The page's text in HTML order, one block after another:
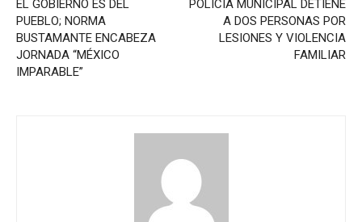
EL GOBIERNO ES DEL
PUEBLO; NORMA
BUSTAMANTE ENCABEZA
JORNADA “MÉXICO
IMPARABLE”
POLICÍA MUNICIPAL DETIENE
A DOS PERSONAS POR
LESIONES Y VIOLENCIA
FAMILIAR